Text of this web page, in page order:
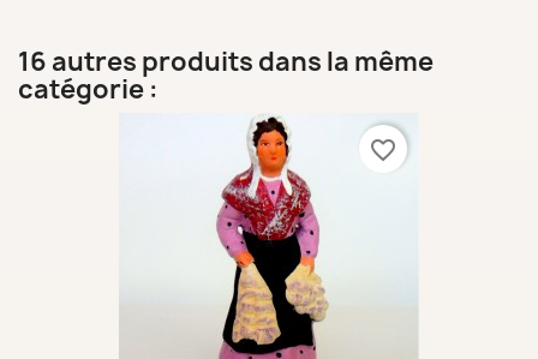
16 autres produits dans la même
catégorie :
favorite_border